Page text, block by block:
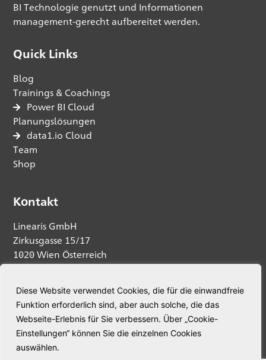
Diese Website verwendet Cookies, die für die einwandfreie
Funktion erforderlich sind, aber auch solche, die das
Webseite-Erlebnis für Sie verbessern. Über „Cookie-
Einstellungen“ können Sie die einzelnen Cookies
auswählen.
BI Technologie genutzt und Informationen
management-gerecht aufbereitet werden.
Quick Links
Blog
Trainings & Coachings
Power BI Cloud
Planungslösungen
data1.io Cloud
Team
Shop
Kontakt
Linearis GmbH
Zirkusgasse 15/17
1020 Wien Österreich
Anfrage senden
Telefon:+43 664 5345563
E-Mail:welcome@linearis.at